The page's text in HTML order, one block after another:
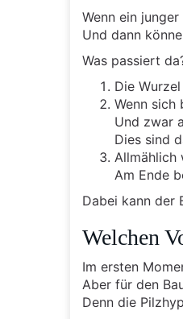
Wenn ein
Und dann
Was passiert
Die
Wenn sich
Und zwar
Dies sind
Allmählich
Am Ende
Dabei kann der
Welchen
Im ersten
Aber für den
Denn die